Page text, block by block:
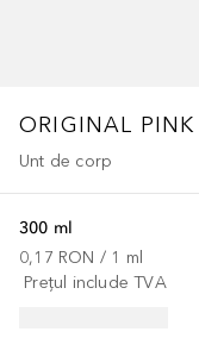
ORIGINAL
Unt de corp
300 ml
0,17 RON / 1 ml
Prețul include TVA